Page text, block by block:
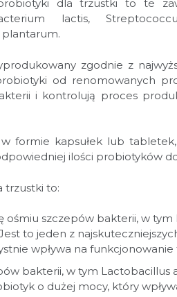
dla trzustki to te
lactis,
plantarum.
zgodnie z
od renomowanych
i kontrolują proces
formie kapsułek lub
ilości probiotyków
trzustki to:
ośmiu szczepów bakterii, w
to jeden z
wpływa na funkcjonowanie
bakterii, w tym Lactobacillus
o dużej mocy, który